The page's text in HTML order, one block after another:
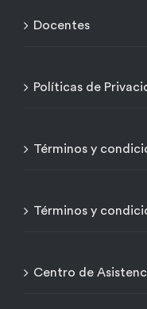
Docentes
Políticas de
Términos y
Términos y
Centro de